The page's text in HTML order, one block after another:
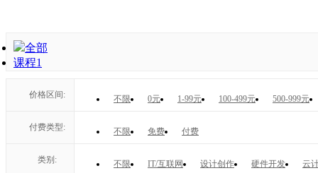
全部
课程1
价格区间: 不限 0元 1-99元 100-499元 500-999元
付费类型: 不限 免费 付费
类别: 不限 IT/互联网 设计创作 硬件开发 云